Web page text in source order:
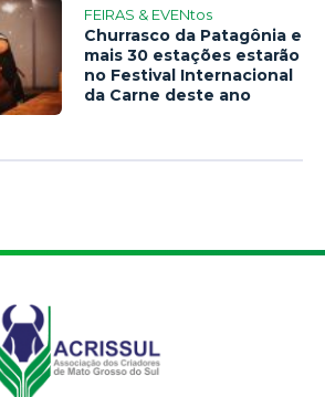
FEIRAS & EVENtos
Churrasco da Patagônia e
mais 30 estações estarão
no Festival Internacional
da Carne deste ano